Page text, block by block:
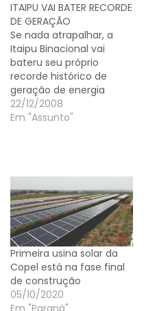
ITAIPU VAI BATER RECORDE
DE GERAÇÃO
Se nada atrapalhar, a
Itaipu Binacional vai
bateru seu próprio
recorde histórico de
geração de energia
elétrica esta semana. A
perspectiva é da
hora), que pode ocorrer
às 21h de quinta-feira
(25). A notícia foi dada
aos empregados…
22/12/2008
Em "Assunto"
Primeira usina solar da
Copel está na fase final
de construção
05/10/2020
Em "Paraná"